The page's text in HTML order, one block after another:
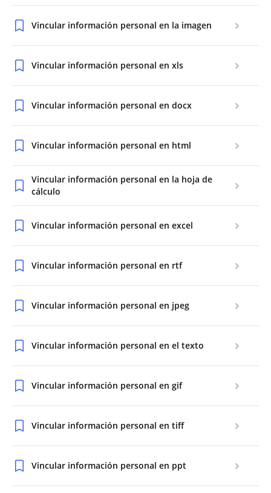
Vincular información personal en la imagen
Vincular información personal en xls
Vincular información personal en docx
Vincular información personal en html
Vincular información personal en la hoja de
cálculo
Vincular información personal en excel
Vincular información personal en rtf
Vincular información personal en jpeg
Vincular información personal en el texto
Vincular información personal en gif
Vincular información personal en tiff
Vincular información personal en ppt